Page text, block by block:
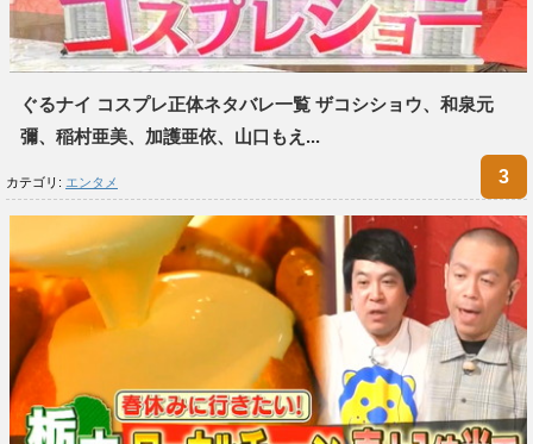
ぐるナイ コスプレ正体ネタバレ一覧 ザコシショウ、和泉元
彌、稲村亜美、加護亜依、山口もえ...
カテゴリ: エンタメ